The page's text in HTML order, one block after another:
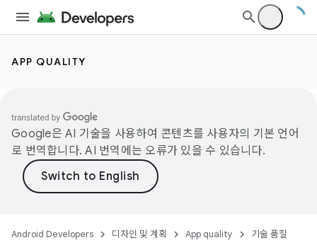
APP QUALITY
Google은 AI 기술을 사용하여 콘텐츠를 사용자의 기본 언어
로 번역합니다. AI 번역에는 오류가 있을 수 있습니다.
Android Developers 디자인 및 계획 App quality 기술 품질